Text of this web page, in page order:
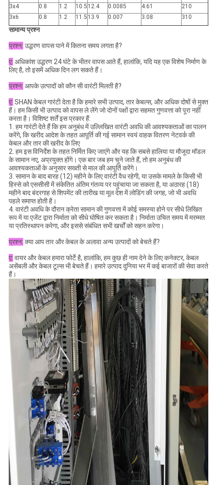
3x4 0.8 1.2 10.5 12.4 0.0085 4.61
210
3x6
0.8 1.2 11.5 13.9 0.007 3.08 310
सामान्य प्रश्न
प्रश्न: उद्धरण वापस पाने में कितना समय लगता है?
ए: अधिकांश उद्धरण 24 घंटे के भीतर वापस आते हैं, हालांकि, यदि यह एक विशेष निर्माण के
लिए है, तो इसमें अधिक दिन लग सकते हैं।
प्रश्न: आपके उत्पादों को कौन सी वारंटी मिलती है?
ए: SHAN केबल गारंटी देता है कि हमारे सभी उत्पाद, तार केबल्स, और अधिक दोषों से मुक्त
हैं। हम किसी भी उत्पाद को वापस ले लेंगे जो दोनों पक्षों द्वारा सहमत गुणवत्ता को पूरा नहीं
करता है। विशिष्ट शर्तें इस प्रकार हैं:
1. हम गारंटी देते हैं कि हम अनुबंध में उल्लिखित वारंटी अवधि की आवश्यकताओं का पालन
करेंगे, कि खरीद आदेश के तहत आपूर्ति की गई सामान स्वयं वाहक वितरण नेटवर्क की
केबल और तार की खरीद के लिए
2. हम इस विनिर्देश के तहत निर्मित किए जाएंगे और यह कि सबसे हालिया या मौजूदा मॉडल
के सामान नए, अप्रयुक्त होंगे। एक बार जब हम चुने जाते हैं, तो हम अनुबंध की
आवश्यकताओं के अनुसार सख्ती से माल की आपूर्ति करेंगे।
3. सामान के बाद बारह (12) महीने के लिए वारंटी वैध रहेगी, या उसके मामले के किसी भी
हिस्से को एससीसी में संकेतित अंतिम गंतव्य पर पहुंचाया जा सकता है, या अठारह (18)
महीने बाद बंदरगाह से शिपमेंट की तारीख या मूल देश में लोडिंग की जगह, जो भी अवधि
पहले समाप्त होती है।
4. वारंटी अवधि के दौरान क्रेता सामान की गुणवत्ता में कोई समस्या होने पर सीधे लिखित
रूप में या एजेंट द्वारा निर्माता को सीधे घोषित कर सकता है। निर्माता उचित समय में मरम्मत
या प्रतिस्थापन करेगा, और इससे संबंधित सभी खर्चों को सहन करेगा।
प्रश्न: क्या आप तार और केबल के अलावा अन्य उत्पादों को बेचते हैं?
ए: वायर और केबल हमारा फोर्टे है, हालांकि, हम कुछ ही नाम देने के लिए कनेक्टर, केबल
असेंबली और केबल टूल्स भी बेचते हैं। हमारे उत्पाद दुनिया भर में कई बाजारों की सेवा करते
हैं।